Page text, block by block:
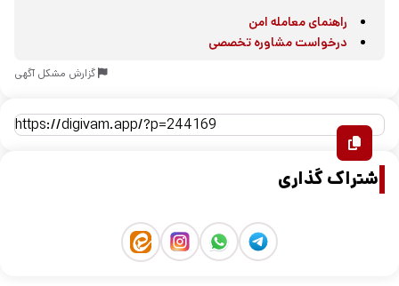
راهنمای معامله امن
درخواست مشاوره تخصصی
گزارش مشکل آگهی
اشتراک گذاری